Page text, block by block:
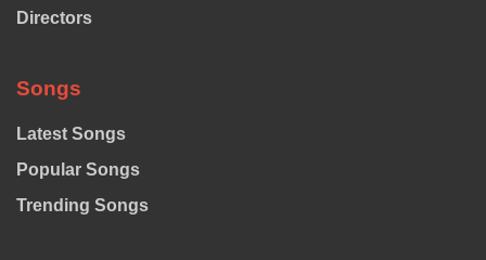
Directors
Songs
Latest Songs
Popular Songs
Trending Songs